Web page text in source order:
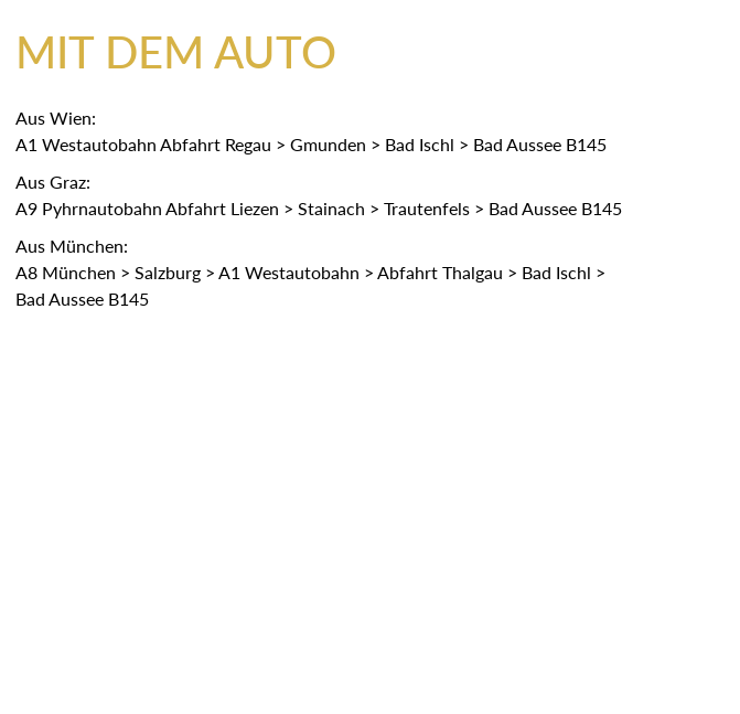
MIT DEM AUTO
Aus Wien:
A1 Westautobahn Abfahrt Regau > Gmunden > Bad Ischl > Bad Aussee B145
Aus Graz:
A9 Pyhrnautobahn Abfahrt Liezen > Stainach > Trautenfels > Bad Aussee B145
Aus München:
A8 München > Salzburg > A1 Westautobahn > Abfahrt Thalgau > Bad Ischl >
Bad Aussee B145